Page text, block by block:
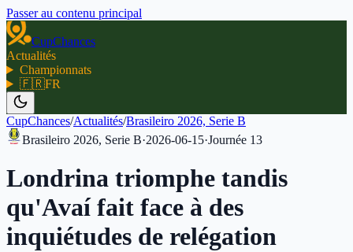
Passer au contenu principal
CupChances
Actualités
Championnats
🇫🇷FR
CupChances/Actualités/Brasileiro 2026, Serie B
Brasileiro 2026, Serie B·2026-06-15·Journée 13
Londrina triomphe tandis
qu'Avaí fait face à des
inquiétudes de relégation